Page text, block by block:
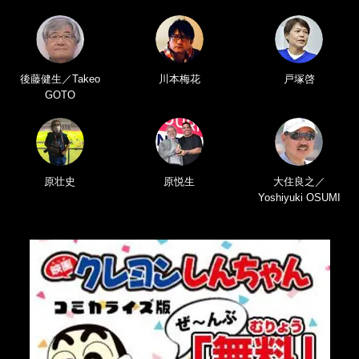
後藤健生／Takeo
GOTO
川本梅花 戸塚啓
原壮史 原悦生
大住良之／
Yoshiyuki OSUMI